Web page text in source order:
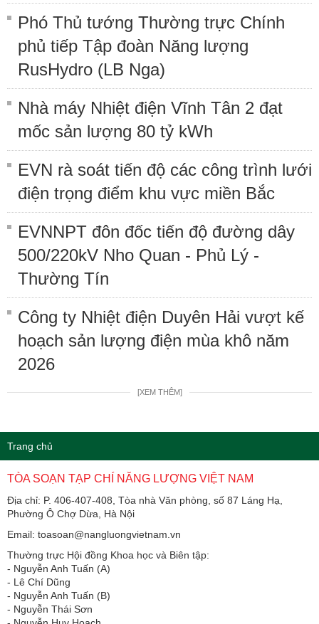
Phó Thủ tướng Thường trực Chính
phủ tiếp Tập đoàn Năng lượng
RusHydro (LB Nga)
Nhà máy Nhiệt điện Vĩnh Tân 2 đạt
mốc sản lượng 80 tỷ kWh
EVN rà soát tiến độ các công trình lưới
điện trọng điểm khu vực miền Bắc
EVNNPT đôn đốc tiến độ đường dây
500/220kV Nho Quan - Phủ Lý -
Thường Tín
Công ty Nhiệt điện Duyên Hải vượt kế
hoạch sản lượng điện mùa khô năm
2026
[XEM THÊM]
Trang chủ
TÒA SOẠN TẠP CHÍ NĂNG LƯỢNG VIỆT NAM
Địa chỉ: P. 406-407-408, Tòa nhà Văn phòng, số 87 Láng Hạ,
Phường Ô Chợ Dừa, Hà Nội
Email: toasoan@nangluongvietnam.vn
Thường trực Hội đồng Khoa học và Biên tập:
​​​​​​- Nguyễn Anh Tuấn (A)
- Lê Chí Dũng
- Nguyễn Anh Tuấn (B)
- Nguyễn Thái Sơn